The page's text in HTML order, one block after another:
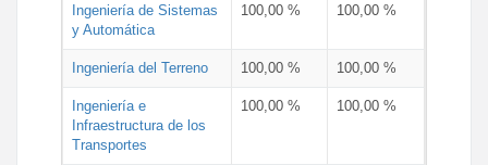
Ingeniería de Sistemas
y Automática
100,00 % 100,00 %
Ingeniería del Terreno 100,00 % 100,00 %
Ingeniería e
Infraestructura de los
Transportes
100,00 % 100,00 %